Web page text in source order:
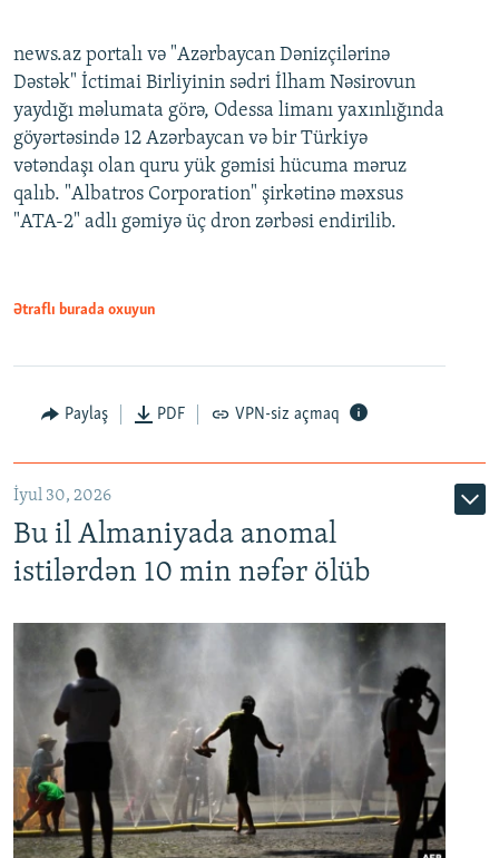
news.az portalı və "Azərbaycan Dənizçilərinə
Dəstək" İctimai Birliyinin sədri İlham Nəsirovun
yaydığı məlumata görə, Odessa limanı yaxınlığında
göyərtəsində 12 Azərbaycan və bir Türkiyə
vətəndaşı olan quru yük gəmisi hücuma məruz
qalıb. "Albatros Corporation" şirkətinə məxsus
"ATA-2" adlı gəmiyə üç dron zərbəsi endirilib.
Ətraflı burada oxuyun
Paylaş PDF VPN-siz açmaq
İyul 30, 2026
Bu il Almaniyada anomal
istilərdən 10 min nəfər ölüb